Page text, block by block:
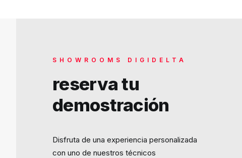
SHOWROOMS DIGIDELTA
reserva tu
demostración
Disfruta de una experiencia personalizada
con uno de nuestros técnicos